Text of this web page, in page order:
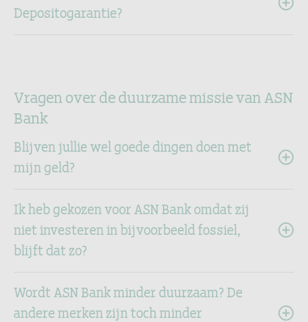
Depositogarantie?
Vragen over de duurzame missie van ASN
Bank
Blijven jullie wel goede dingen doen met
mijn geld?
Ik heb gekozen voor ASN Bank omdat zij
niet investeren in bijvoorbeeld fossiel,
blijft dat zo?
Wordt ASN Bank minder duurzaam? De
andere merken zijn toch minder